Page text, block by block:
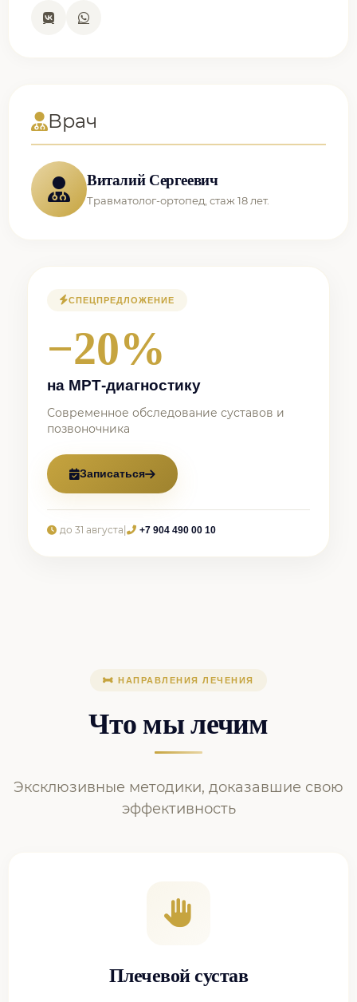
Врач
Виталий Сергеевич
Травматолог-ортопед, стаж 18 лет.
СПЕЦПРЕДЛОЖЕНИЕ
−20%
на МРТ-диагностику
Современное обследование суставов и
позвоночника
Записаться
до 31 августа +7 904 490 00 10
НАПРАВЛЕНИЯ ЛЕЧЕНИЯ
Что мы лечим
Эксклюзивные методики, доказавшие свою
эффективность
Плечевой сустав